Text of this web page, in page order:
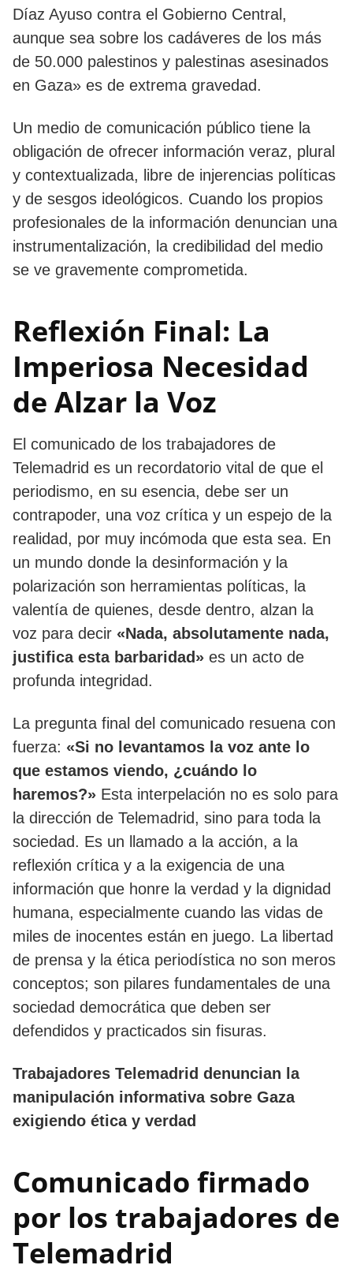
Díaz Ayuso contra el Gobierno Central,
aunque sea sobre los cadáveres de los más
de 50.000 palestinos y palestinas asesinados
en Gaza» es de extrema gravedad.
Un medio de comunicación público tiene la
obligación de ofrecer información veraz, plural
y contextualizada, libre de injerencias políticas
y de sesgos ideológicos. Cuando los propios
profesionales de la información denuncian una
instrumentalización, la credibilidad del medio
se ve gravemente comprometida.
Reflexión Final: La
Imperiosa Necesidad
de Alzar la Voz
El comunicado de los trabajadores de
Telemadrid es un recordatorio vital de que el
periodismo, en su esencia, debe ser un
contrapoder, una voz crítica y un espejo de la
realidad, por muy incómoda que esta sea. En
un mundo donde la desinformación y la
polarización son herramientas políticas, la
valentía de quienes, desde dentro, alzan la
voz para decir «Nada, absolutamente nada,
justifica esta barbaridad» es un acto de
profunda integridad.
La pregunta final del comunicado resuena con
fuerza: «Si no levantamos la voz ante lo
que estamos viendo, ¿cuándo lo
haremos?» Esta interpelación no es solo para
la dirección de Telemadrid, sino para toda la
sociedad. Es un llamado a la acción, a la
reflexión crítica y a la exigencia de una
información que honre la verdad y la dignidad
humana, especialmente cuando las vidas de
miles de inocentes están en juego. La libertad
de prensa y la ética periodística no son meros
conceptos; son pilares fundamentales de una
sociedad democrática que deben ser
defendidos y practicados sin fisuras.
Trabajadores Telemadrid denuncian la
manipulación informativa sobre Gaza
exigiendo ética y verdad
Comunicado firmado
por los trabajadores de
Telemadrid